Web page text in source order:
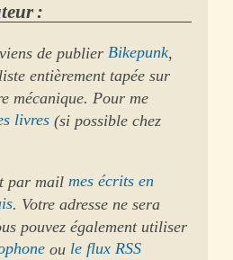
:
de publierBikepunk,
entièrement tapée sur
mécanique. Pour me
livres (si possible chez
par mailmes écrits en
. Votre adresse ne sera
pouvez également utiliser
ou le flux RSS